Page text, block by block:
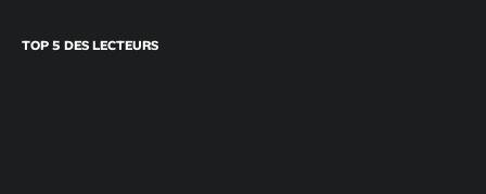
TOP 5 DES LECTEURS